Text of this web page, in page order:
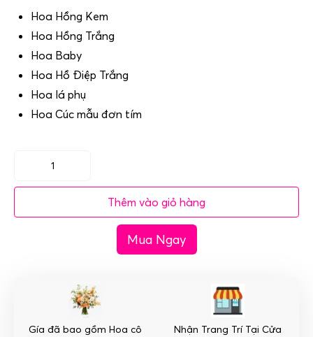
Hoa Hồng Kem
Hoa Hồng Trắng
Hoa Baby
Hoa Hồ Điệp Trắng
Hoa lá phụ
Hoa Cúc mẫu đơn tím
(SET35)
Xe
Tinh
Khôi
Thêm vào giỏ hàng
Mua Ngay
Gía đã bao gồm Hoa cô Nhận Trang Trí Tại Cửa